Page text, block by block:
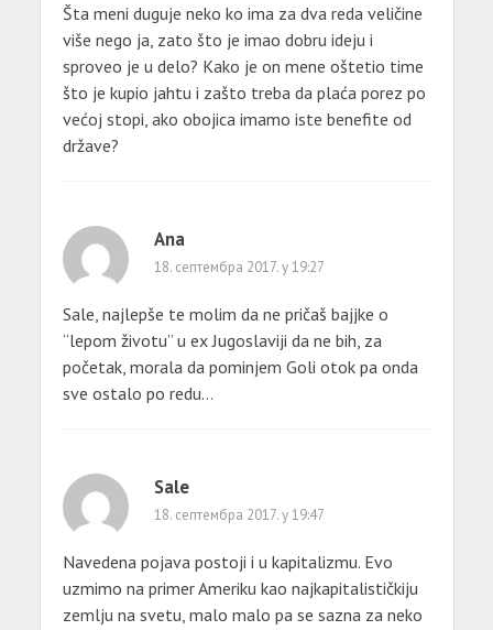
Šta meni duguje neko ko ima za dva reda veličine
više nego ja, zato što je imao dobru ideju i
sproveo je u delo? Kako je on mene oštetio time
što je kupio jahtu i zašto treba da plaća porez po
većoj stopi, ako obojica imamo iste benefite od
države?
Ana
18. септембра 2017. у 19:27
Sale, najlepše te molim da ne pričaš bajjke o
“lepom životu” u ex Jugoslaviji da ne bih, za
početak, morala da pominjem Goli otok pa onda
sve ostalo po redu…
Sale
18. септембра 2017. у 19:47
Navedena pojava postoji i u kapitalizmu. Evo
uzmimo na primer Ameriku kao najkapitalističkiju
zemlju na svetu, malo malo pa se sazna za neko